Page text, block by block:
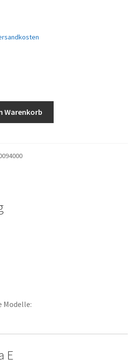
Warenkorb
Modelle:
E